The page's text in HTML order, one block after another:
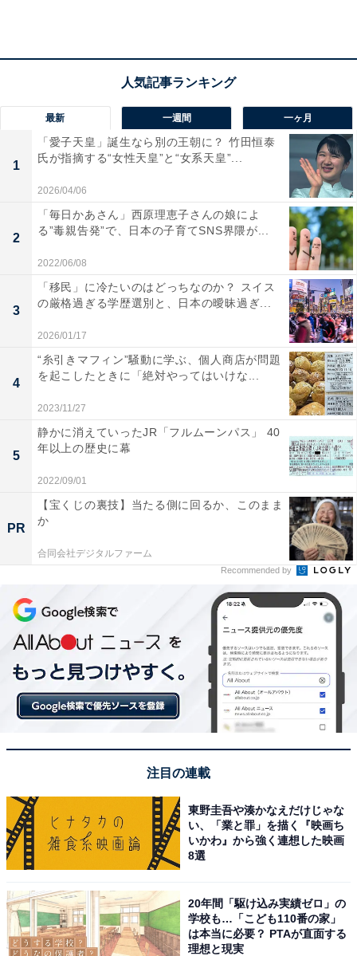
資産価値が落ちやすい駅【単身編】ランキング（リーウェイズ調べ）
資産価値が落ちやすい駅の1位は、JR横浜線の「八王
子」。2位は、京王線「京王八王子」、3位はJR南武線
「西国立」でした。
資産価値下落率の算出方法は、範囲は都内、最寄り駅か
ら徒歩10分の物件を想定、単身者向け物件として、広さ
25平米、所在階5階、鉄筋コンクリート造の標準的なマ
ンションを想定、新築時の賃料・10年後の賃料・新築時
の利回り・10年後の利回りを、それぞれ深層学習（ディ
ープラーニング）の手法を用いて、2020年、2021年と
も、4月2日時点で算出しています。
世論では不動産価格の2極化が叫ばれていますが、コロ
ナ前後による不動産資産価値の面で比較すると、中央値
に収斂している傾向があることがわかり、資産価値の2
極化に歯止めがかかる傾向にあることがうかがえます。
【おすすめ記事】
・
東京都内の資産価値が「落ちにくい駅」2位は「上野御
徒町」、1位は？ 【ファミリー編】
・
年収1000万円超えの人が選ぶ東京23区の「住みたい街」
ランキング！ 2位「新宿」、1位は？
・
東京23区の「人気の駅ランキング」 2位は「池袋」 、1
位は？
最新 一週間 一ヶ月
1
「愛子天皇」誕生なら別の王朝に？ 竹田恒泰
氏が指摘する“女性天皇”と“女系天皇”...
2026/04/06
2
「毎日かあさん」西原理恵子さんの娘によ
る”毒親告発”で、日本の子育てSNS界隈が...
2022/06/08
3
「移民」に冷たいのはどっちなのか？ スイス
の厳格過ぎる学歴選別と、日本の曖昧過ぎ...
2026/01/17
4
“糸引きマフィン”騒動に学ぶ、個人商店が問題
を起こしたときに「絶対やってはいけな...
2023/11/27
5
静かに消えていったJR「フルムーンパス」 40
年以上の歴史に幕
2022/09/01
PR
【宝くじの裏技】当たる側に回るか、このまま
か
合同会社デジタルファーム
Recommended by
注目の連載
東野圭吾や湊かなえだけじゃな
い、「業と罪」を描く『映画ち
いかわ』から強く連想した映画
8選
20年間「駆け込み実績ゼロ」の
学校も…「こども110番の家」
は本当に必要？ PTAが直面する
理想と現実